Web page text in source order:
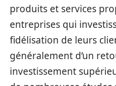
produits et services
entreprises qui
fidélisation de leurs
généralement d’un
investissement